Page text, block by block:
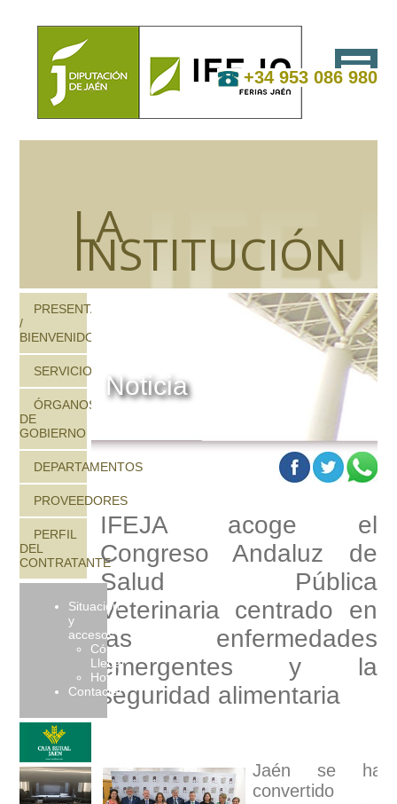
+34 953 086 980
LA
INSTITUCIÓN
PRESENTACIÓN
/
BIENVENIDOS
SERVICIOS
ÓRGANOS
DE
GOBIERNO
DEPARTAMENTOS
PROVEEDORES
PERFIL
DEL
CONTRATANTE
Noticia
IFEJA acoge el
Congreso Andaluz de
Salud Pública
Veterinaria centrado en
las enfermedades
emergentes y la
seguridad alimentaria
Jaén se ha
convertido
Situación
y
accesos
Cómo
Llegar
Hoteles
Contactar